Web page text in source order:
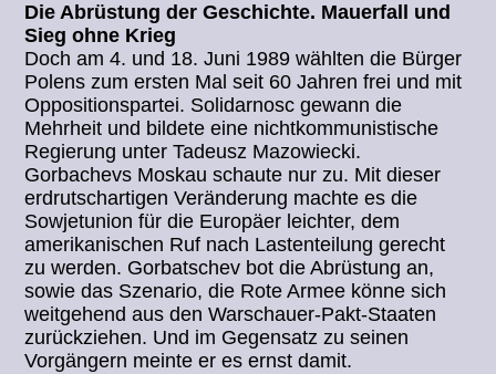
Die Abrüstung der Geschichte. Mauerfall und
Sieg ohne Krieg
Doch am 4. und 18. Juni 1989 wählten die Bürger
Polens zum ersten Mal seit 60 Jahren frei und mit
Oppositionspartei. Solidarnosc gewann die
Mehrheit und bildete eine nichtkommunistische
Regierung unter Tadeusz Mazowiecki.
Gorbachevs Moskau schaute nur zu. Mit dieser
erdrutschartigen Veränderung machte es die
Sowjetunion für die Europäer leichter, dem
amerikanischen Ruf nach Lastenteilung gerecht
zu werden. Gorbatschev bot die Abrüstung an,
sowie das Szenario, die Rote Armee könne sich
weitgehend aus den Warschauer-Pakt-Staaten
zurückziehen. Und im Gegensatz zu seinen
Vorgängern meinte er es ernst damit.